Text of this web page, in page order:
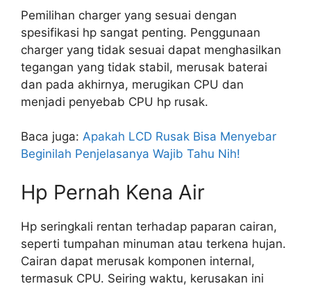
Pemilihan charger yang sesuai dengan
spesifikasi hp sangat penting. Penggunaan
charger yang tidak sesuai dapat menghasilkan
tegangan yang tidak stabil, merusak baterai
dan pada akhirnya, merugikan CPU dan
menjadi penyebab CPU hp rusak.
Baca juga: Apakah LCD Rusak Bisa Menyebar
Beginilah Penjelasanya Wajib Tahu Nih!
Hp Pernah Kena Air
Hp seringkali rentan terhadap paparan cairan,
seperti tumpahan minuman atau terkena hujan.
Cairan dapat merusak komponen internal,
termasuk CPU. Seiring waktu, kerusakan ini